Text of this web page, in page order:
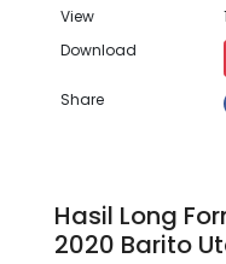
View
Download
Share
Hasil Long
2020 Barito